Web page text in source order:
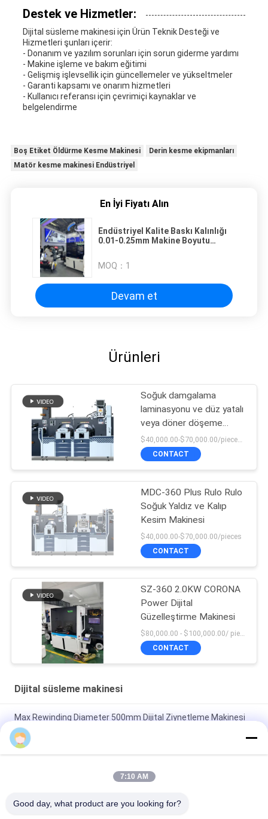
Destek ve Hizmetler:
Dijital süsleme makinesi için Ürün Teknik Desteği ve
Hizmetleri şunları içerir:
- Donanım ve yazılım sorunları için sorun giderme yardımı
- Makine işleme ve bakım eğitimi
- Gelişmiş işlevsellik için güncellemeler ve yükseltmeler
- Garanti kapsamı ve onarım hizmetleri
- Kullanıcı referansı için çevrimiçi kaynaklar ve
belgelendirme
Boş Etiket Öldürme Kesme Makinesi
Derin kesme ekipmanları
Matör kesme makinesi Endüstriyel
En İyi Fiyatı Alın
Endüstriyel Kalite Baskı Kalınlığı
0.01-0.25mm Makine Boyutu
MOQ： 1
Devam et
Ürünleri
Soğuk damgalama
laminasyonu ve düz yatalı
veya döner döşeme
kesme makinesi için
yuvarlayın
$40,000.00-$70,000.00/pieces 1-1 pieces
CONTACT
MDC-360 Plus Rulo Rulo
Soğuk Yaldız ve Kalıp
Kesim Makinesi
$40,000.00-$70,000.00/pieces
CONTACT
SZ-360 2.0KW CORONA
Power Dijital
Güzelleştirme Makinesi
$80,000.00 - $100,000.00/ piece negotiable MOQ:1
CONTACT
Dijital süsleme makinesi
Max Rewinding Diameter 500mm Dijital Ziynetleme Makinesi
Baskı İhtiyaçlarınız için Mükemmel Uyum
Maksimum Dönüştürme Çapı 500mm Dijital Ziynet Makinesi
Yüksek Hızlı ve Corona Gücüyle Üretiminizi Artırın
Çaplama Çapı Otomatik Etiket Kesicisi
7:11 AM
Good day, what product are you looking for?